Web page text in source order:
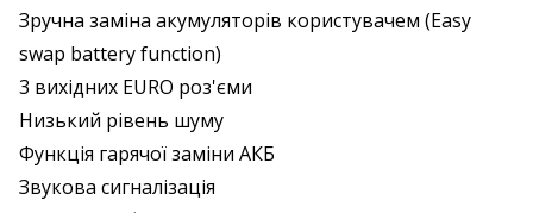
Зручна заміна акумуляторів користувачем (Easy
swap battery function)
3 вихідних EURO роз'єми
Низький рівень шуму
Функція гарячої заміни АКБ
Звукова сигналізація